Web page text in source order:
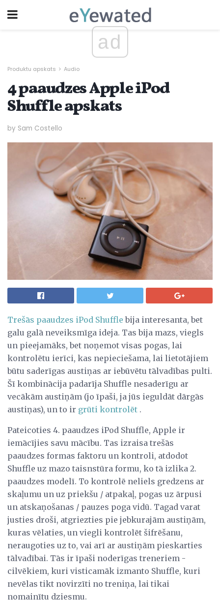
ad
Produktu apskats Audio
4 paaudzes Apple iPod
Shuffle apskats
by Sam Costello
Trešās paaudzes iPod Shuffle bija interesanta, bet
galu galā neveiksmīga ideja. Tas bija mazs, viegls
un pieejamāks, bet noņemot visas pogas, lai
kontrolētu ierīci, kas nepieciešama, lai lietotājiem
būtu saderīgas austiņas ar iebūvētu tālvadības pulti.
Šī kombinācija padarīja Shuffle nesaderīgu ar
vecākām austiņām (jo īpaši, ja jūs ieguldāt dārgās
austiņas), un to ir grūti kontrolēt .
Pateicoties 4. paaudzes iPod Shuffle, Apple ir
iemācījies savu mācību. Tas izraisa trešās
paaudzes formas faktoru un kontroli, atdodot
Shuffle uz mazo taisnstūra formu, ko tā izlika 2.
paaudzes modelī. To kontrolē neliels gredzens ar
skaļumu un uz priekšu / atpakaļ, pogas uz ārpusi
un atskaņošanas / pauzes poga vidū. Tagad varat
justies droši, atgriezties pie jebkurajām austiņām,
kuras vēlaties, un viegli kontrolēt šifrēšanu,
neraugoties uz to, vai arī ar austiņām pieskarties
tālvadībai. Tās ir īpaši noderīgas treneriem -
cilvēkiem, kuri visticamāk izmanto Shuffle, kuri
nevēlas tikt novirzīti no treniņa, lai tikai
nomainītu dziesmu.